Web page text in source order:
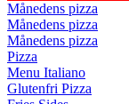
Månedens pizza
Månedens pizza
Månedens pizza
Pizza
Menu Italiano
Glutenfri Pizza